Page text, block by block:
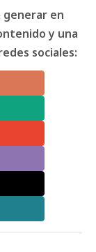
generar en
y una
sociales: